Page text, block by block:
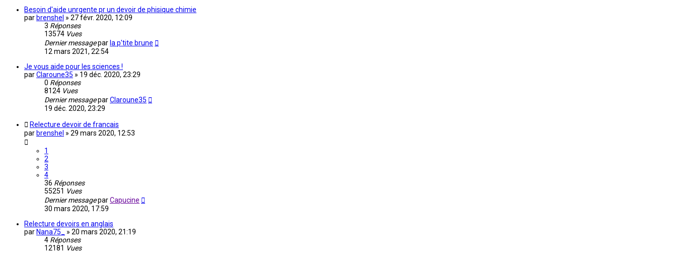
Besoin d'aide unrgente pr un devoir de phisique chimie
par brenshel » 27 févr. 2020, 12:09
3 Réponses
13574 Vues
Dernier messagepar la p'tite brune
12 mars 2021, 22:54
Je vous aide pour les sciences !
parClaroune35 » 19 déc. 2020, 23:29
0 Réponses
8124 Vues
Dernier messageparClaroune35
19 déc. 2020, 23:29
Relecture devoir de francais
par brenshel » 29 mars 2020, 12:53
1
2
3
4
36 Réponses
55251 Vues
Dernier messageparCapucine
30 mars 2020, 17:59
Relecture devoirs en anglais
par Nana75_ » 20 mars 2020, 21:19
4 Réponses
12181 Vues